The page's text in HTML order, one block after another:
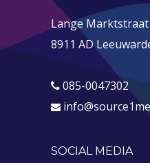
Lange Marktstraat
8911 AD
085-0047302
SOCIAL MEDIA